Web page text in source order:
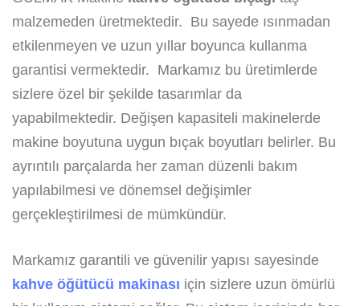
malzemeden üretmektedir. Bu sayede ısınmadan
etkilenmeyen ve uzun yıllar boyunca kullanma
garantisi vermektedir. Markamız bu üretimlerde
sizlere özel bir şekilde tasarımlar da
yapabilmektedir. Değişen kapasiteli makinelerde
makine boyutuna uygun bıçak boyutları belirler. Bu
ayrıntılı parçalarda her zaman düzenli bakım
yapılabilmesi ve dönemsel değişimler
gerçekleştirilmesi de mümkündür.
Markamız garantili ve güvenilir yapısı sayesinde
kahve öğütücü makinası için sizlere uzun ömürlü